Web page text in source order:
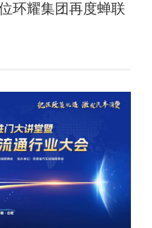
环耀集团再度蝉联